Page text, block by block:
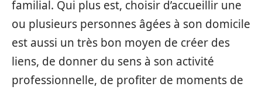
familial. Qui plus est, choisir d’accueillir une
ou plusieurs personnes âgées à son domicile
est aussi un très bon moyen de créer des
liens, de donner du sens à son activité
professionnelle, de profiter de moments de